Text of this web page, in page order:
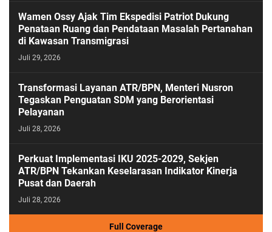
Wamen Ossy Ajak Tim Ekspedisi Patriot Dukung
Penataan Ruang dan Pendataan Masalah Pertanahan
di Kawasan Transmigrasi
Juli 29, 2026
Transformasi Layanan ATR/BPN, Menteri Nusron
Tegaskan Penguatan SDM yang Berorientasi
Pelayanan
Juli 28, 2026
Perkuat Implementasi IKU 2025-2029, Sekjen
ATR/BPN Tekankan Keselarasan Indikator Kinerja
Pusat dan Daerah
Juli 28, 2026
Full Coverage